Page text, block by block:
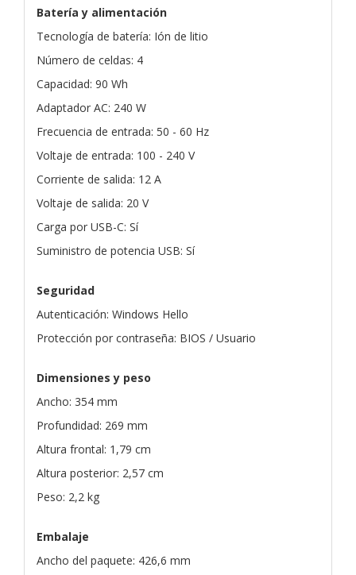
Batería y alimentación
Tecnología de batería: Ión de litio
Número de celdas: 4
Capacidad: 90 Wh
Adaptador AC: 240 W
Frecuencia de entrada: 50 - 60 Hz
Voltaje de entrada: 100 - 240 V
Corriente de salida: 12 A
Voltaje de salida: 20 V
Carga por USB-C: Sí
Suministro de potencia USB: Sí
Seguridad
Autenticación: Windows Hello
Protección por contraseña: BIOS / Usuario
Dimensiones y peso
Ancho: 354 mm
Profundidad: 269 mm
Altura frontal: 1,79 cm
Altura posterior: 2,57 cm
Peso: 2,2 kg
Embalaje
Ancho del paquete: 426,6 mm